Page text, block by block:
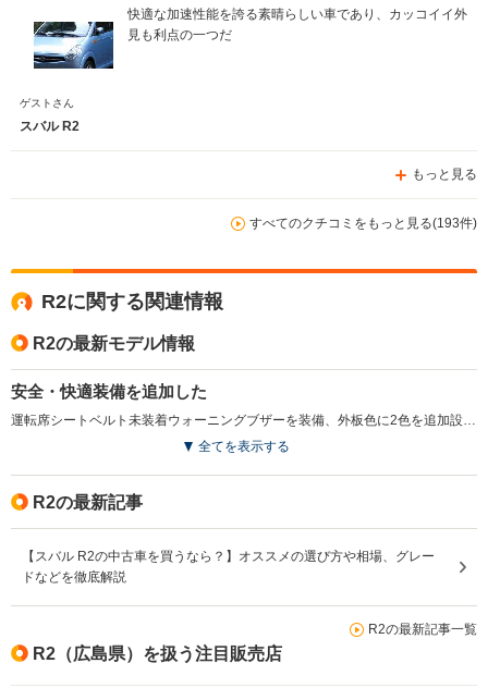
快適な加速性能を誇る素晴らしい車であり、カッコイイ外
見も利点の一つだ
ゲストさん
スバル R2
もっと見る
すべてのクチコミをもっと見る(193件)
R2に関する関連情報
R2の最新モデル情報
安全・快適装備を追加した
全てを表示する
R2の最新記事
【スバル R2の中古車を買うなら？】オススメの選び方や相場、グレー
ドなどを徹底解説
R2の最新記事一覧
R2（広島県）を扱う注目販売店